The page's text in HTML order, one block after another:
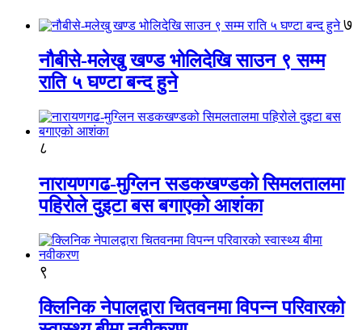
७
नौबीसे-मलेखु खण्ड भोलिदेखि साउन ९ सम्म
राति ५ घण्टा बन्द हुने
८
नारायणगढ-मुग्लिन सडकखण्डको सिमलतालमा
पहिरोले दुइटा बस बगाएको आशंका
९
क्लिनिक नेपालद्वारा चितवनमा विपन्न परिवारको